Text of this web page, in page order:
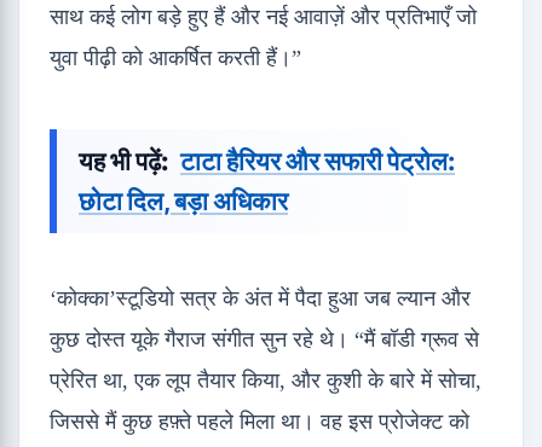
साथ कई लोग बड़े हुए हैं और नई आवाज़ें और प्रतिभाएँ जो
युवा पीढ़ी को आकर्षित करती हैं।”
यह भी पढ़ें: टाटा हैरियर और सफारी पेट्रोल:
छोटा दिल, बड़ा अधिकार
‘कोक्का’स्टूडियो सत्र के अंत में पैदा हुआ जब ल्यान और
कुछ दोस्त यूके गैराज संगीत सुन रहे थे। “मैं बॉडी ग्रूव से
प्रेरित था, एक लूप तैयार किया, और कुशी के बारे में सोचा,
जिससे मैं कुछ हफ़्ते पहले मिला था। वह इस प्रोजेक्ट को